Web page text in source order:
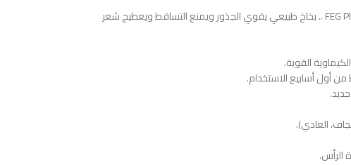
“خلي ثقتك بشعرك ترجع من جديد مع FEG Plus .. بخاخ طبيعي يقوي الجذور ويمنع التساقط ويعطيج شعر
القوية.
أول أسابيع الاستخدام.
العادي).
الرأس.